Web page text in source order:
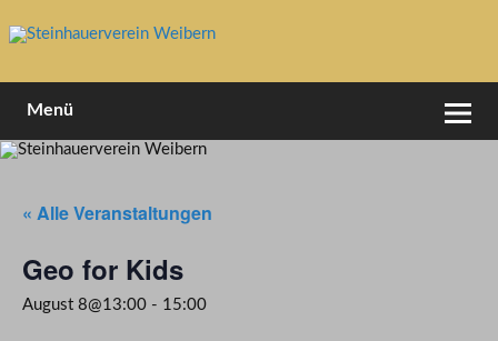
to
content
Menü
« Alle Veranstaltungen
Geo for Kids
August 8@13:00 - 15:00